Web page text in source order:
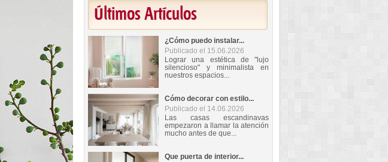
Últimos Artículos
¿Cómo puedo instalar...
Publicado el 15.06.2026
Lograr una estética de "lujo
silencioso" y minimalista en
nuestros espacios...
Cómo decorar con estilo...
Publicado el 14.06.2026
Las casas escandinavas
empezaron a llamar la atención
mucho antes de que...
Que puerta de interior...